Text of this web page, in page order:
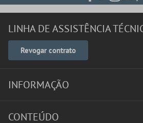
LINHA DE ASSISTÊNCIA
Revogar contrato
INFORMAÇÃO
CONTEÚDO